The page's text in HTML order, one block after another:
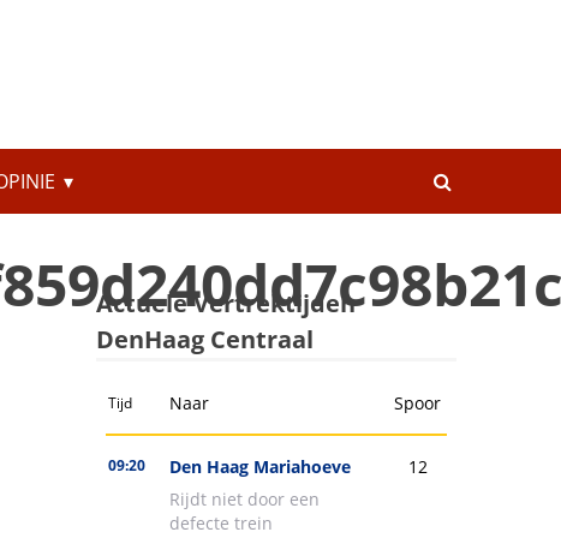
Actuele Vertrektijden
DenHaag Centraal